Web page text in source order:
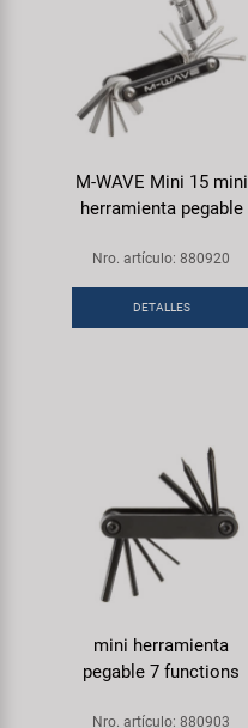
M-WAVE Mini 15 mini
herramienta pegable
Nro. artículo: 880920
DETALLES
mini herramienta
pegable 7 functions
Nro. artículo: 880903